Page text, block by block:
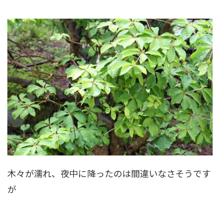
木々が濡れ、夜中に降ったのは間違いなさそうです
が